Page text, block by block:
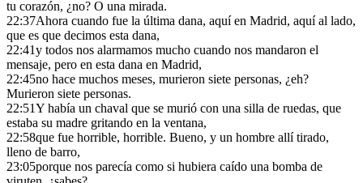
tu corazón, ¿no? O una mirada.
22:37Ahora cuando fue la última dana, aquí en Madrid, aquí al lado,
que es que decimos esta dana,
22:41y todos nos alarmamos mucho cuando nos mandaron el
mensaje, pero en esta dana en Madrid,
22:45no hace muchos meses, murieron siete personas, ¿eh?
Murieron siete personas.
22:51Y había un chaval que se murió con una silla de ruedas, que
estaba su madre gritando en la ventana,
22:58que fue horrible, horrible. Bueno, y un hombre allí tirado,
lleno de barro,
23:05porque nos parecía como si hubiera caído una bomba de